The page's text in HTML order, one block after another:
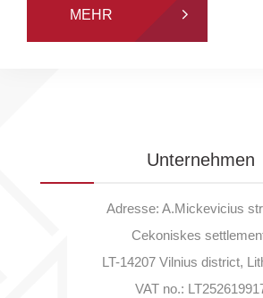
MEHR
Unternehmen
Adresse: A.Mickevicius
Cekoniskes
LT-14207 Vilnius district,
VAT no.: